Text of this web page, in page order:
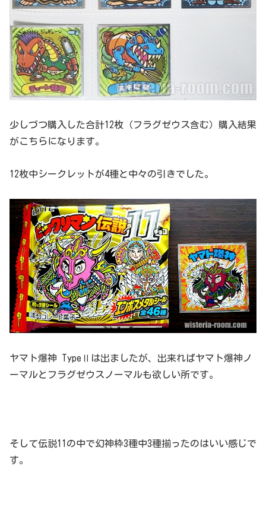
少しづつ購入した合計12枚（フラグゼウス含む）購入結果
がこちらになります。
12枚中シークレットが4種と中々の引きでした。
ヤマト爆神 TypeⅡは出ましたが、出来ればヤマト爆神ノ
ーマルとフラグゼウスノーマルも欲しい所です。
そして伝説11の中で幻神枠3種中3種揃ったのはいい感じで
す。